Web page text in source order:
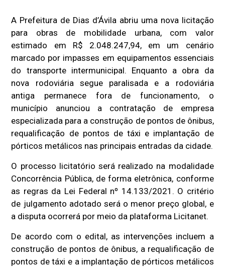
A Prefeitura de Dias d’Ávila abriu uma nova licitação
para obras de mobilidade urbana, com valor
estimado em R$ 2.048.247,94, em um cenário
marcado por impasses em equipamentos essenciais
do transporte intermunicipal. Enquanto a obra da
nova rodoviária segue paralisada e a rodoviária
antiga permanece fora de funcionamento, o
município anunciou a contratação de empresa
especializada para a construção de pontos de ônibus,
requalificação de pontos de táxi e implantação de
pórticos metálicos nas principais entradas da cidade.
O processo licitatório será realizado na modalidade
Concorrência Pública, de forma eletrônica, conforme
as regras da Lei Federal nº 14.133/2021. O critério
de julgamento adotado será o menor preço global, e
a disputa ocorrerá por meio da plataforma Licitanet.
De acordo com o edital, as intervenções incluem a
construção de pontos de ônibus, a requalificação de
pontos de táxi e a implantação de pórticos metálicos